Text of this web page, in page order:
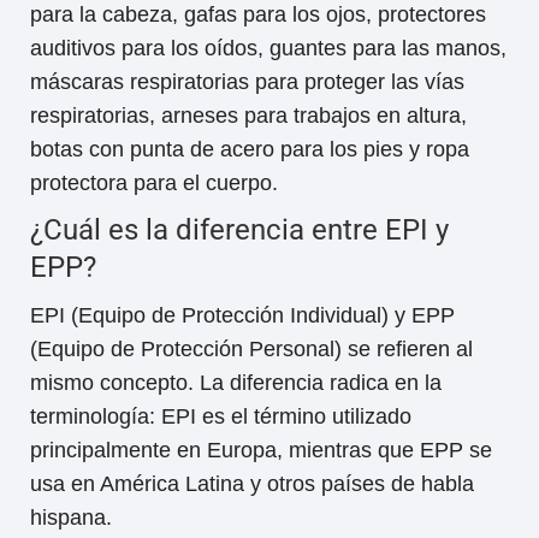
para la cabeza, gafas para los ojos, protectores
auditivos para los oídos, guantes para las manos,
máscaras respiratorias para proteger las vías
respiratorias, arneses para trabajos en altura,
botas con punta de acero para los pies y ropa
protectora para el cuerpo.
¿Cuál es la diferencia entre EPI y
EPP?
EPI (Equipo de Protección Individual) y EPP
(Equipo de Protección Personal) se refieren al
mismo concepto. La diferencia radica en la
terminología: EPI es el término utilizado
principalmente en Europa, mientras que EPP se
usa en América Latina y otros países de habla
hispana.